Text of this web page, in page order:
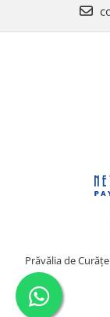
Prăvălia de